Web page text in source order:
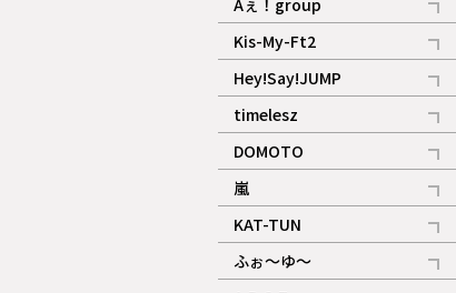
Aぇ！group
記事
Kis-My-Ft2
記事
ギャラリー
Hey!Say!JUMP
記事
timelesz
記事
DOMOTO
記事
嵐
記事
KAT-TUN
記事
ふぉ～ゆ～
記事